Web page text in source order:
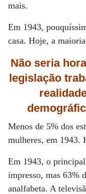
mais.
Em 1943,
casa. Hoje, a
Não seria
legislação
Menos de 5% dos
mulheres, em 1943.
Em 1943, o
impresso, mas 63%
analfabeta. A